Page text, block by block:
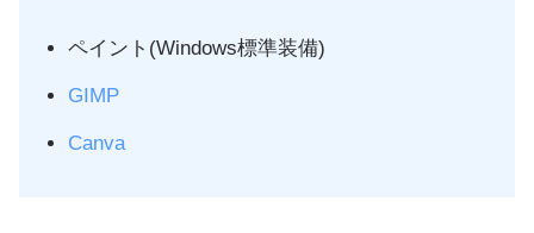
ペイント(Windows標準装備)
GIMP
Canva